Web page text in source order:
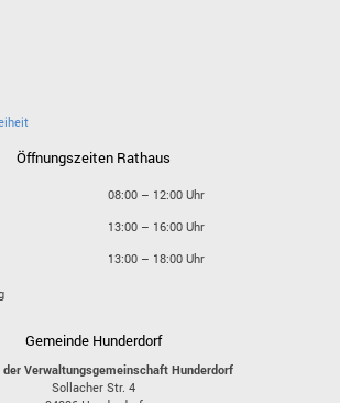
Öffnungszeiten Rathaus
08:00 – 12:00 Uhr
13:00 – 16:00 Uhr
13:00 – 18:00 Uhr
Gemeinde Hunderdorf
Verwaltungsgemeinschaft Hunderdorf
Sollacher Str. 4